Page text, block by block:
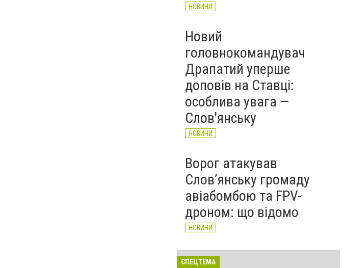
НОВИНИ
Новий
головнокомандувач
Драпатий уперше
доповів на Ставці:
особлива увага —
Слов'янську
НОВИНИ
Ворог атакував
Слов’янську громаду
авіабомбою та FPV-
дроном: що відомо
НОВИНИ
СПЕЦТЕМА